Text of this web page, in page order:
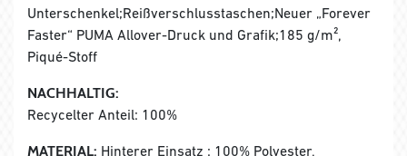
Unterschenkel;Reißverschlusstaschen;Neuer „Forever
Faster“ PUMA Allover-Druck und Grafik;185 g/m²,
Piqué-Stoff
NACHHALTIG:
Recycelter Anteil: 100%
MATERIAL: Hinterer Einsatz : 100% Polyester,